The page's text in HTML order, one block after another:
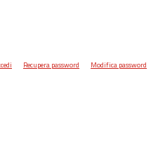
Recupera password Modifica password